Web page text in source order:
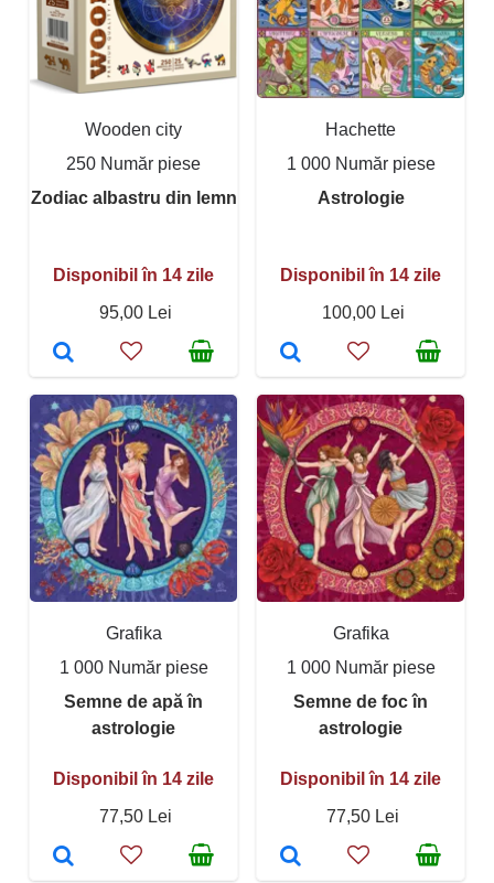
Wooden city
250 Număr piese
Zodiac albastru din lemn
Disponibil în 14 zile
95,00 Lei
Hachette
1 000 Număr piese
Astrologie
Disponibil în 14 zile
100,00 Lei
Grafika
1 000 Număr piese
Semne de apă în
astrologie
Disponibil în 14 zile
77,50 Lei
Grafika
1 000 Număr piese
Semne de foc în
astrologie
Disponibil în 14 zile
77,50 Lei